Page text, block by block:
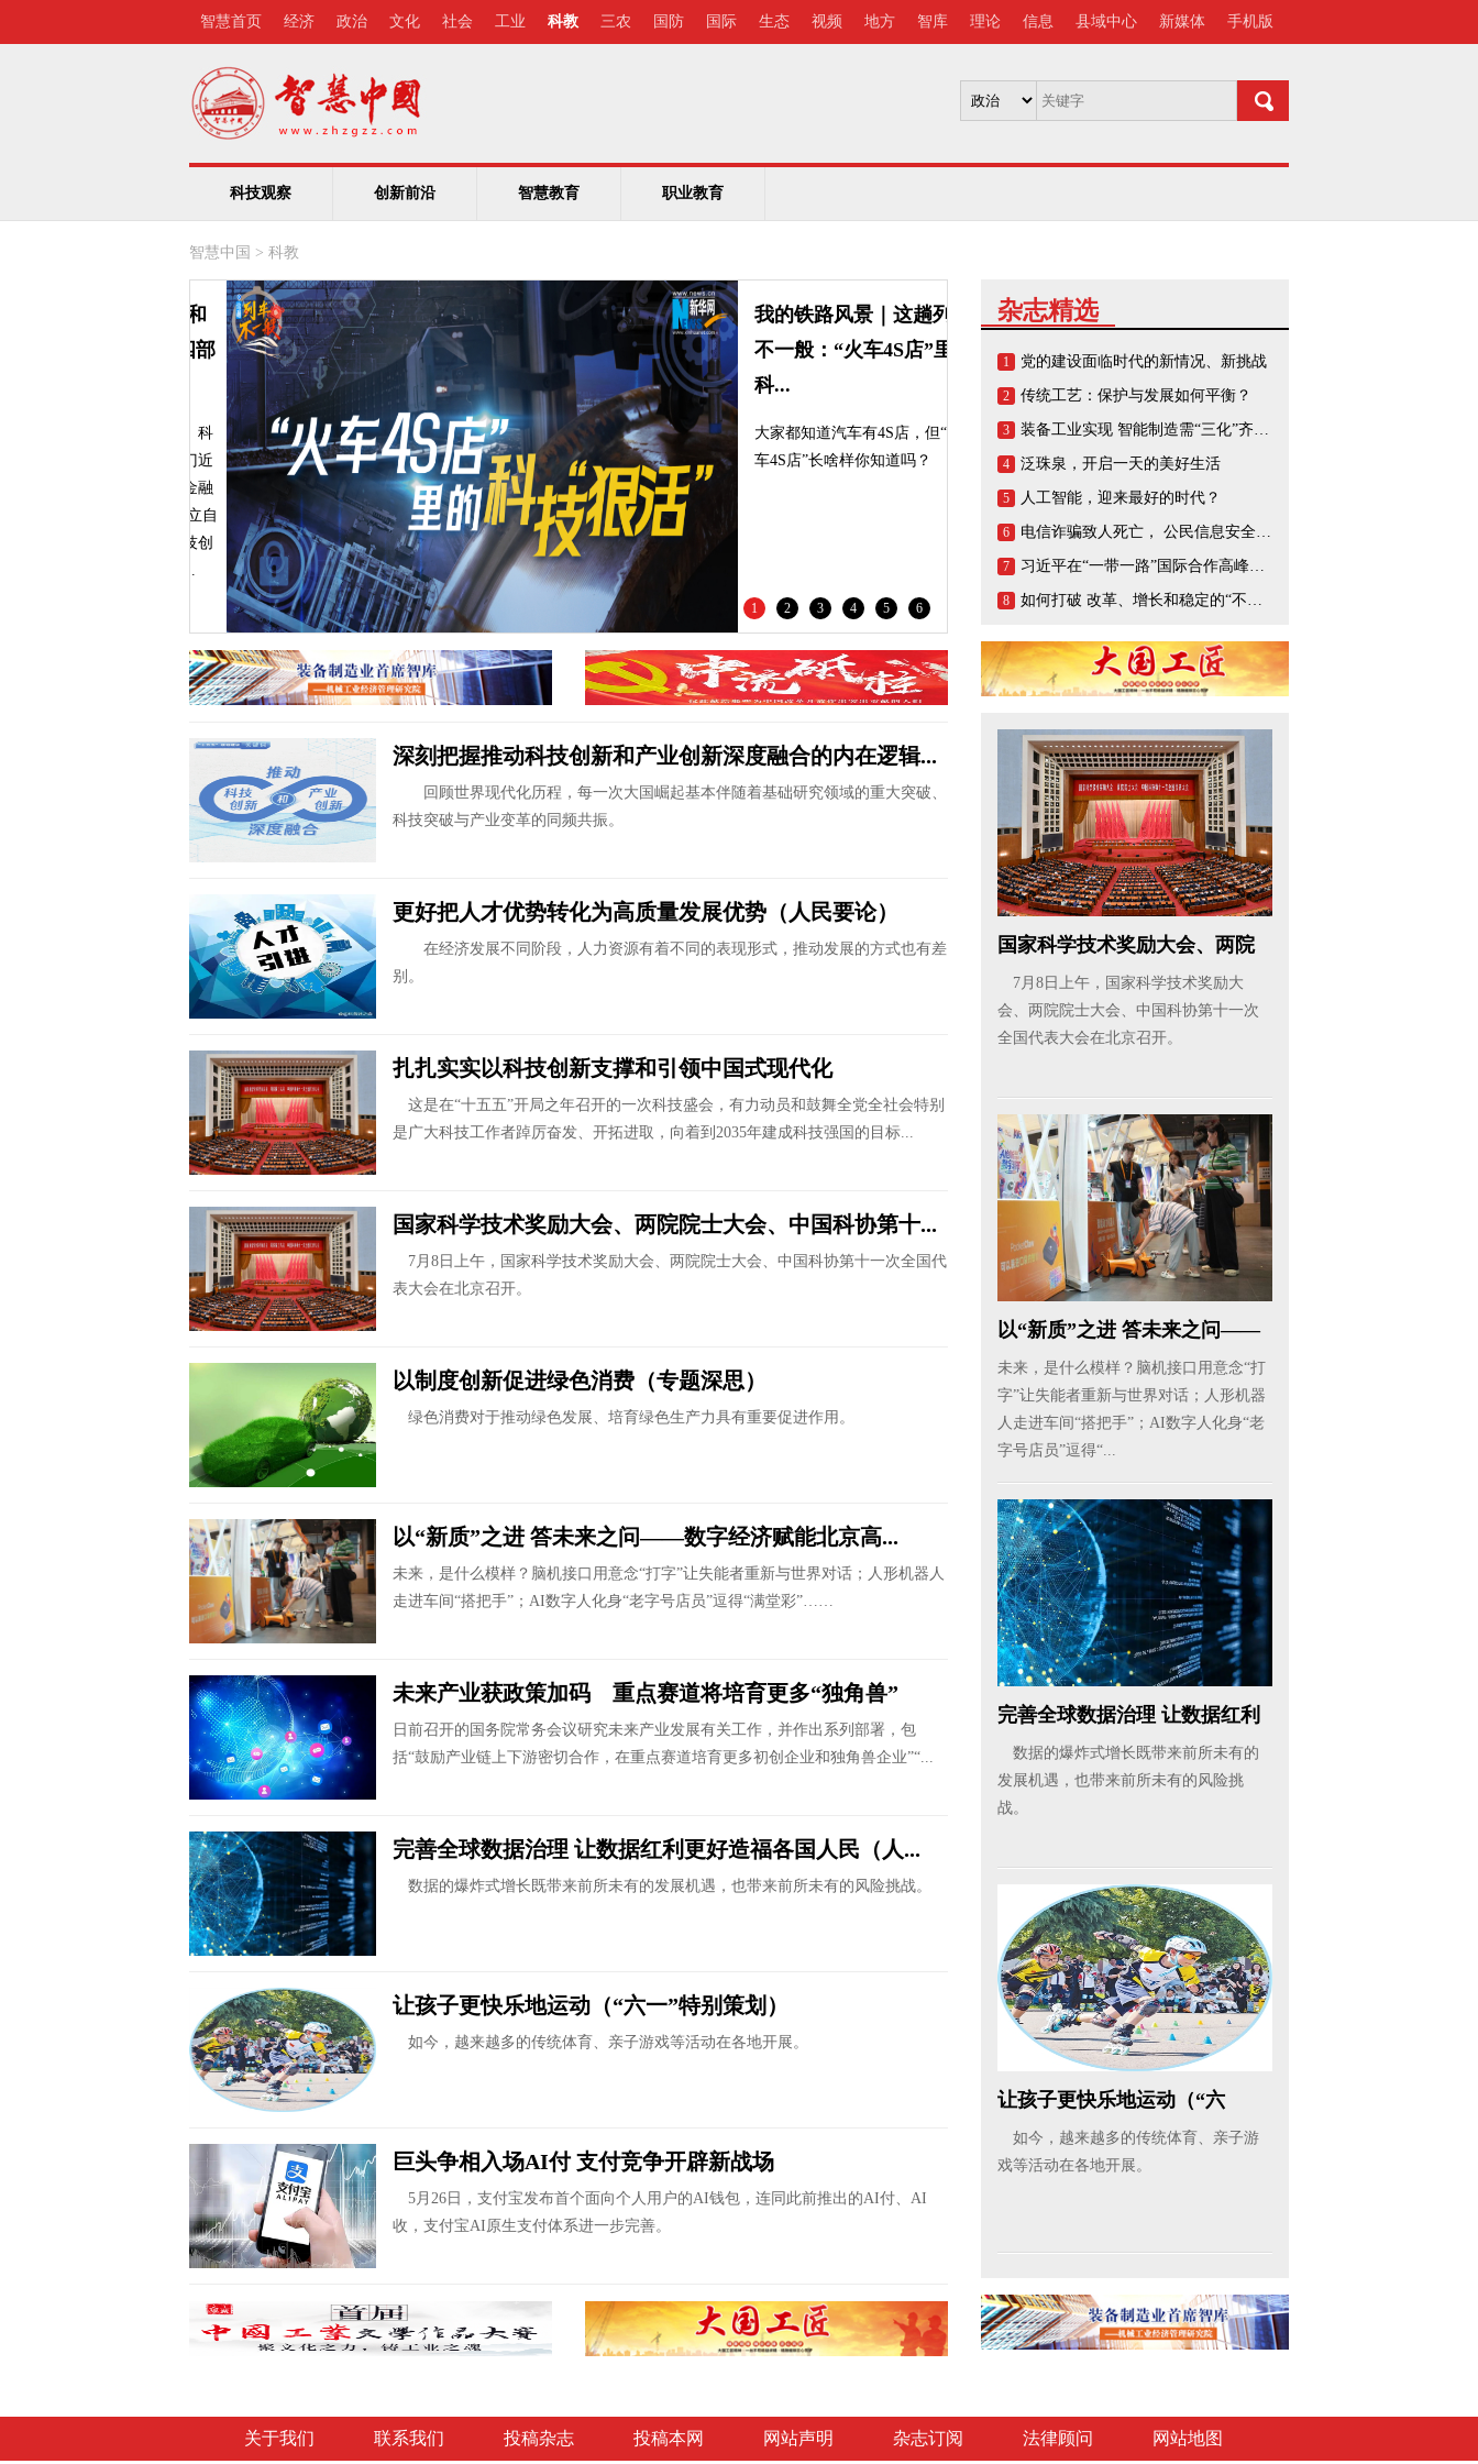
智慧首页 经济 政治 文化 社会 工业 科教 三农 国防 国际 生态 视频 地方 智库 理论 信息 县域中心 新媒体 手机版
科技观察 创新前沿 智慧教育 职业教育
智慧中国 > 科教
我的铁路风景｜这趟列车
不一般：“火车4S店”里的
科...
大家都知道汽车有4S店，但“火
车4S店”长啥样你知道吗？
1 2 3 4 5 6
深刻把握推动科技创新和产业创新深度融合的内在逻辑...
回顾世界现代化历程，每一次大国崛起基本伴随着基础研究领域的重大突破、
科技突破与产业变革的同频共振。
更好把人才优势转化为高质量发展优势（人民要论）
在经济发展不同阶段，人力资源有着不同的表现形式，推动发展的方式也有差
别。
扎扎实实以科技创新支撑和引领中国式现代化
这是在“十五五”开局之年召开的一次科技盛会，有力动员和鼓舞全党全社会特别
是广大科技工作者踔厉奋发、开拓进取，向着到2035年建成科技强国的目标...
国家科学技术奖励大会、两院院士大会、中国科协第十...
7月8日上午，国家科学技术奖励大会、两院院士大会、中国科协第十一次全国代
表大会在北京召开。
以制度创新促进绿色消费（专题深思）
绿色消费对于推动绿色发展、培育绿色生产力具有重要促进作用。
以“新质”之进 答未来之问——数字经济赋能北京高...
未来，是什么模样？脑机接口用意念“打字”让失能者重新与世界对话；人形机器人
走进车间“搭把手”；AI数字人化身“老字号店员”逗得“满堂彩”……
未来产业获政策加码 重点赛道将培育更多“独角兽”
日前召开的国务院常务会议研究未来产业发展有关工作，并作出系列部署，包
括“鼓励产业链上下游密切合作，在重点赛道培育更多初创企业和独角兽企业”“...
完善全球数据治理 让数据红利更好造福各国人民（人...
数据的爆炸式增长既带来前所未有的发展机遇，也带来前所未有的风险挑战。
让孩子更快乐地运动（“六一”特别策划）
如今，越来越多的传统体育、亲子游戏等活动在各地开展。
巨头争相入场AI付 支付竞争开辟新战场
5月26日，支付宝发布首个面向个人用户的AI钱包，连同此前推出的AI付、AI
收，支付宝AI原生支付体系进一步完善。
杂志精选
1 党的建设面临时代的新情况、新挑战
2 传统工艺：保护与发展如何平衡？
3 装备工业实现 智能制造需“三化”齐头并进
4 泛珠泉，开启一天的美好生活
5 人工智能，迎来最好的时代？
6 电信诈骗致人死亡， 公民信息安全谁来负责？
7 习近平在“一带一路”国际合作高峰论坛开幕式上的演讲
8 如何打破 改革、增长和稳定的“不可能三角”？
国家科学技术奖励大会、两院
院士大...
7月8日上午，国家科学技术奖励大
会、两院院士大会、中国科协第十一次
全国代表大会在北京召开。
以“新质”之进 答未来之问——
数...
未来，是什么模样？脑机接口用意念“打
字”让失能者重新与世界对话；人形机器
人走进车间“搭把手”；AI数字人化身“老
字号店员”逗得“...
完善全球数据治理 让数据红利
更好...
数据的爆炸式增长既带来前所未有的
发展机遇，也带来前所未有的风险挑
战。
让孩子更快乐地运动（“六
一”特别...
如今，越来越多的传统体育、亲子游
戏等活动在各地开展。
关于我们 联系我们 投稿杂志 投稿本网 网站声明 杂志订阅 法律顾问 网站地图